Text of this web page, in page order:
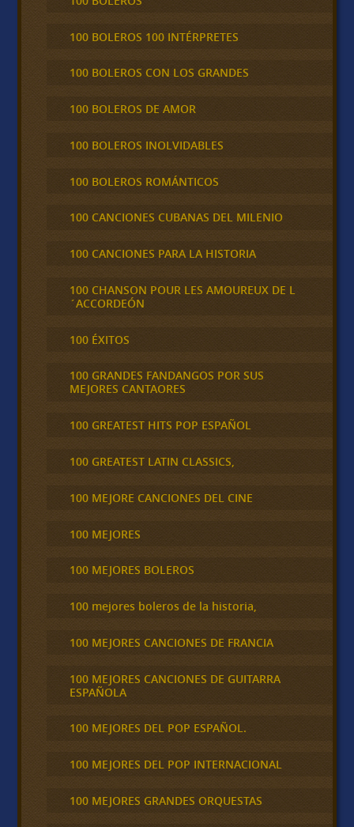
100 BOLEROS 100 INTÉRPRETES
100 BOLEROS CON LOS GRANDES
100 BOLEROS DE AMOR
100 BOLEROS INOLVIDABLES
100 BOLEROS ROMÁNTICOS
100 CANCIONES CUBANAS DEL MILENIO
100 CANCIONES PARA LA HISTORIA
100 CHANSON POUR LES AMOUREUX DE L
´ACCORDEÓN
100 ÉXITOS
100 GRANDES FANDANGOS POR SUS
MEJORES CANTAORES
100 GREATEST HITS POP ESPAÑOL
100 GREATEST LATIN CLASSICS,
100 MEJORE CANCIONES DEL CINE
100 MEJORES
100 MEJORES BOLEROS
100 mejores boleros de la historia,
100 MEJORES CANCIONES DE FRANCIA
100 MEJORES CANCIONES DE GUITARRA
ESPAÑOLA
100 MEJORES DEL POP ESPAÑOL.
100 MEJORES DEL POP INTERNACIONAL
100 MEJORES GRANDES ORQUESTAS